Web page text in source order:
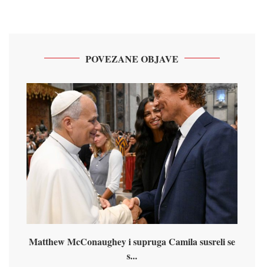
POVEZANE OBJAVE
Matthew McConaughey i supruga Camila susreli se
s...